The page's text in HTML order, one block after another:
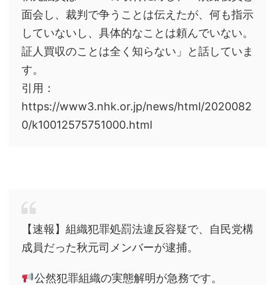
面会し、裁判で争うことは伝えたが、何も指示
していないし、具体的なことは頼んでいない。
証人買収のことは全く知らない」と話していま
す。
引用：
https://www3.nhk.or.jp/news/html/2020082
0/k10012575751000.html
【速報】組織犯罪処罰法違反容疑で、自民党構
成員だった秋元司メンバーが逮捕。
公然犯罪組織の実態解明が急務です。